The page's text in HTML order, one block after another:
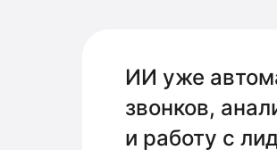
ИИ уже
звонков,
и работу с